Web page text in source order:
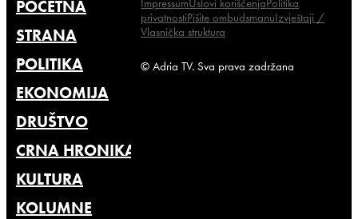
POČETNA
STRANA
POLITIKA
EKONOMIJA
DRUŠTVO
CRNA HRONIKA
KULTURA
KOLUMNE
ImpressumUslovi korišćenjaPolitika
privatnostiPišite ombudsmanuIzvještaji /
Vlasnička struktura
© Adria TV. Sva prava zadržana